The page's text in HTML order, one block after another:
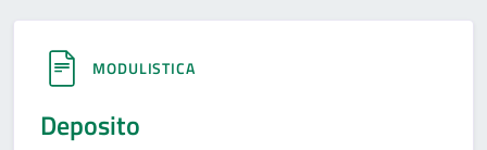
MODULISTICA
Deposito